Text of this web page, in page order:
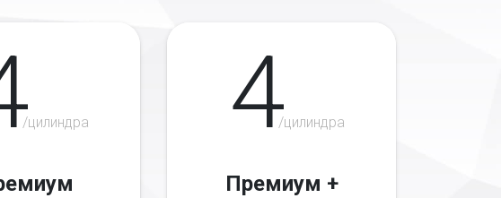
/цилиндра 4/цилиндра
Премиум +